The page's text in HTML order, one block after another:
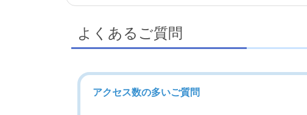
よくあるご質問
アクセス数の多いご質問